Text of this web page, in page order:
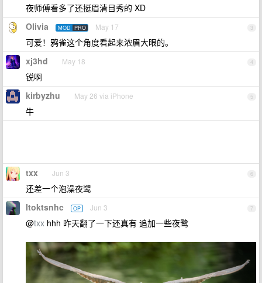
夜师傅看多了还挺眉清目秀的 XD
3
Olivia MOD PRO May 17
可爱！鸦雀这个角度看起来浓眉大眼的。
4
xj3hd May 18
锐啊
5
kirbyzhu May 26 via iPhone
牛
6
txx Jun 3
还差一个泡澡夜鹭
7
Itoktsnhc OP Jun 3
@txx hhh 昨天翻了一下还真有 追加一些夜鹭